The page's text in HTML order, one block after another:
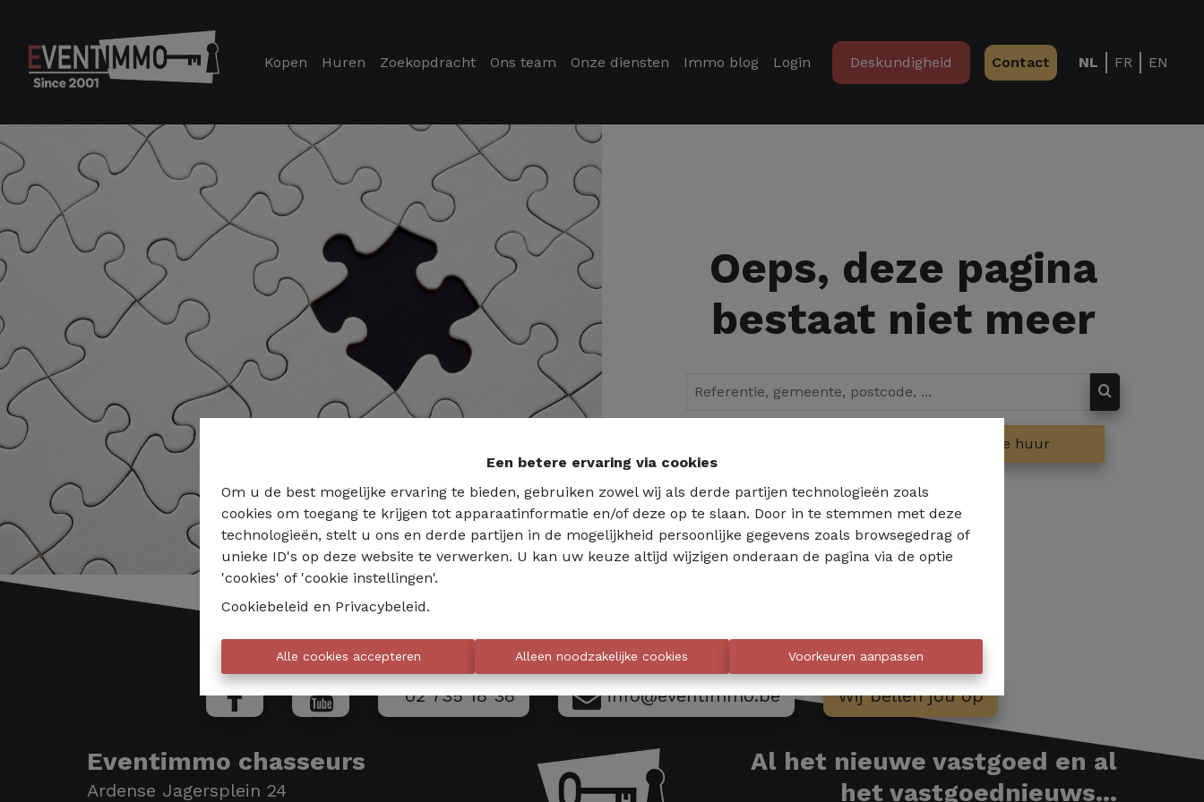
Een betere ervaring via cookies
Om u de best mogelijke ervaring te bieden, gebruiken zowel wij als derde partijen technologieën zoals
cookies om toegang te krijgen tot apparaatinformatie en/of deze op te slaan. Door in te stemmen met deze
technologieën, stelt u ons en derde partijen in de mogelijkheid persoonlijke gegevens zoals browsegedrag of
unieke ID's op deze website te verwerken. U kan uw keuze altijd wijzigen onderaan de pagina via de optie
'cookies' of 'cookie instellingen'.
Cookiebeleid en Privacybeleid.
Alle cookies accepteren Alleen noodzakelijke cookies Voorkeuren aanpassen
Kopen Huren Zoekopdracht Ons team Onze diensten Immo blog Login Deskundigheid Contact NL FR EN
Oeps, deze pagina
bestaat niet meer
Te huur
02 735 18 38 info@eventimmo.be Wij bellen jou op
Eventimmo chasseurs
Ardense Jagersplein 24
Al het nieuwe vastgoed en al
het vastgoednieuws...